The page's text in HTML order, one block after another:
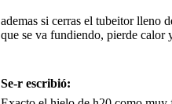
ademas si cerras el tubeitor lleno
que se va fundiendo, pierde calor
Se-r escribió: